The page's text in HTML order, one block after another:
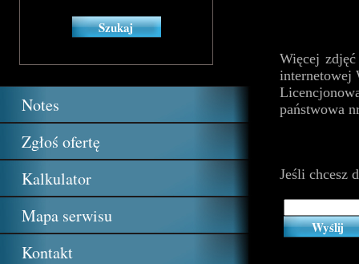
Notes
Zgłoś ofertę
Kalkulator
Mapa serwisu
Kontakt
Więcej
internetowej
państwowa
Jeśli chcesz